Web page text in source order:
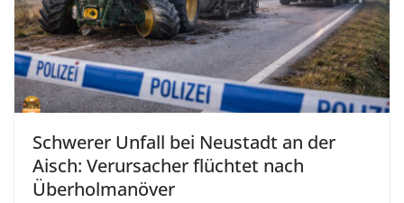
Schwerer Unfall bei Neustadt an der
Aisch: Verursacher flüchtet nach
Überholmanöver